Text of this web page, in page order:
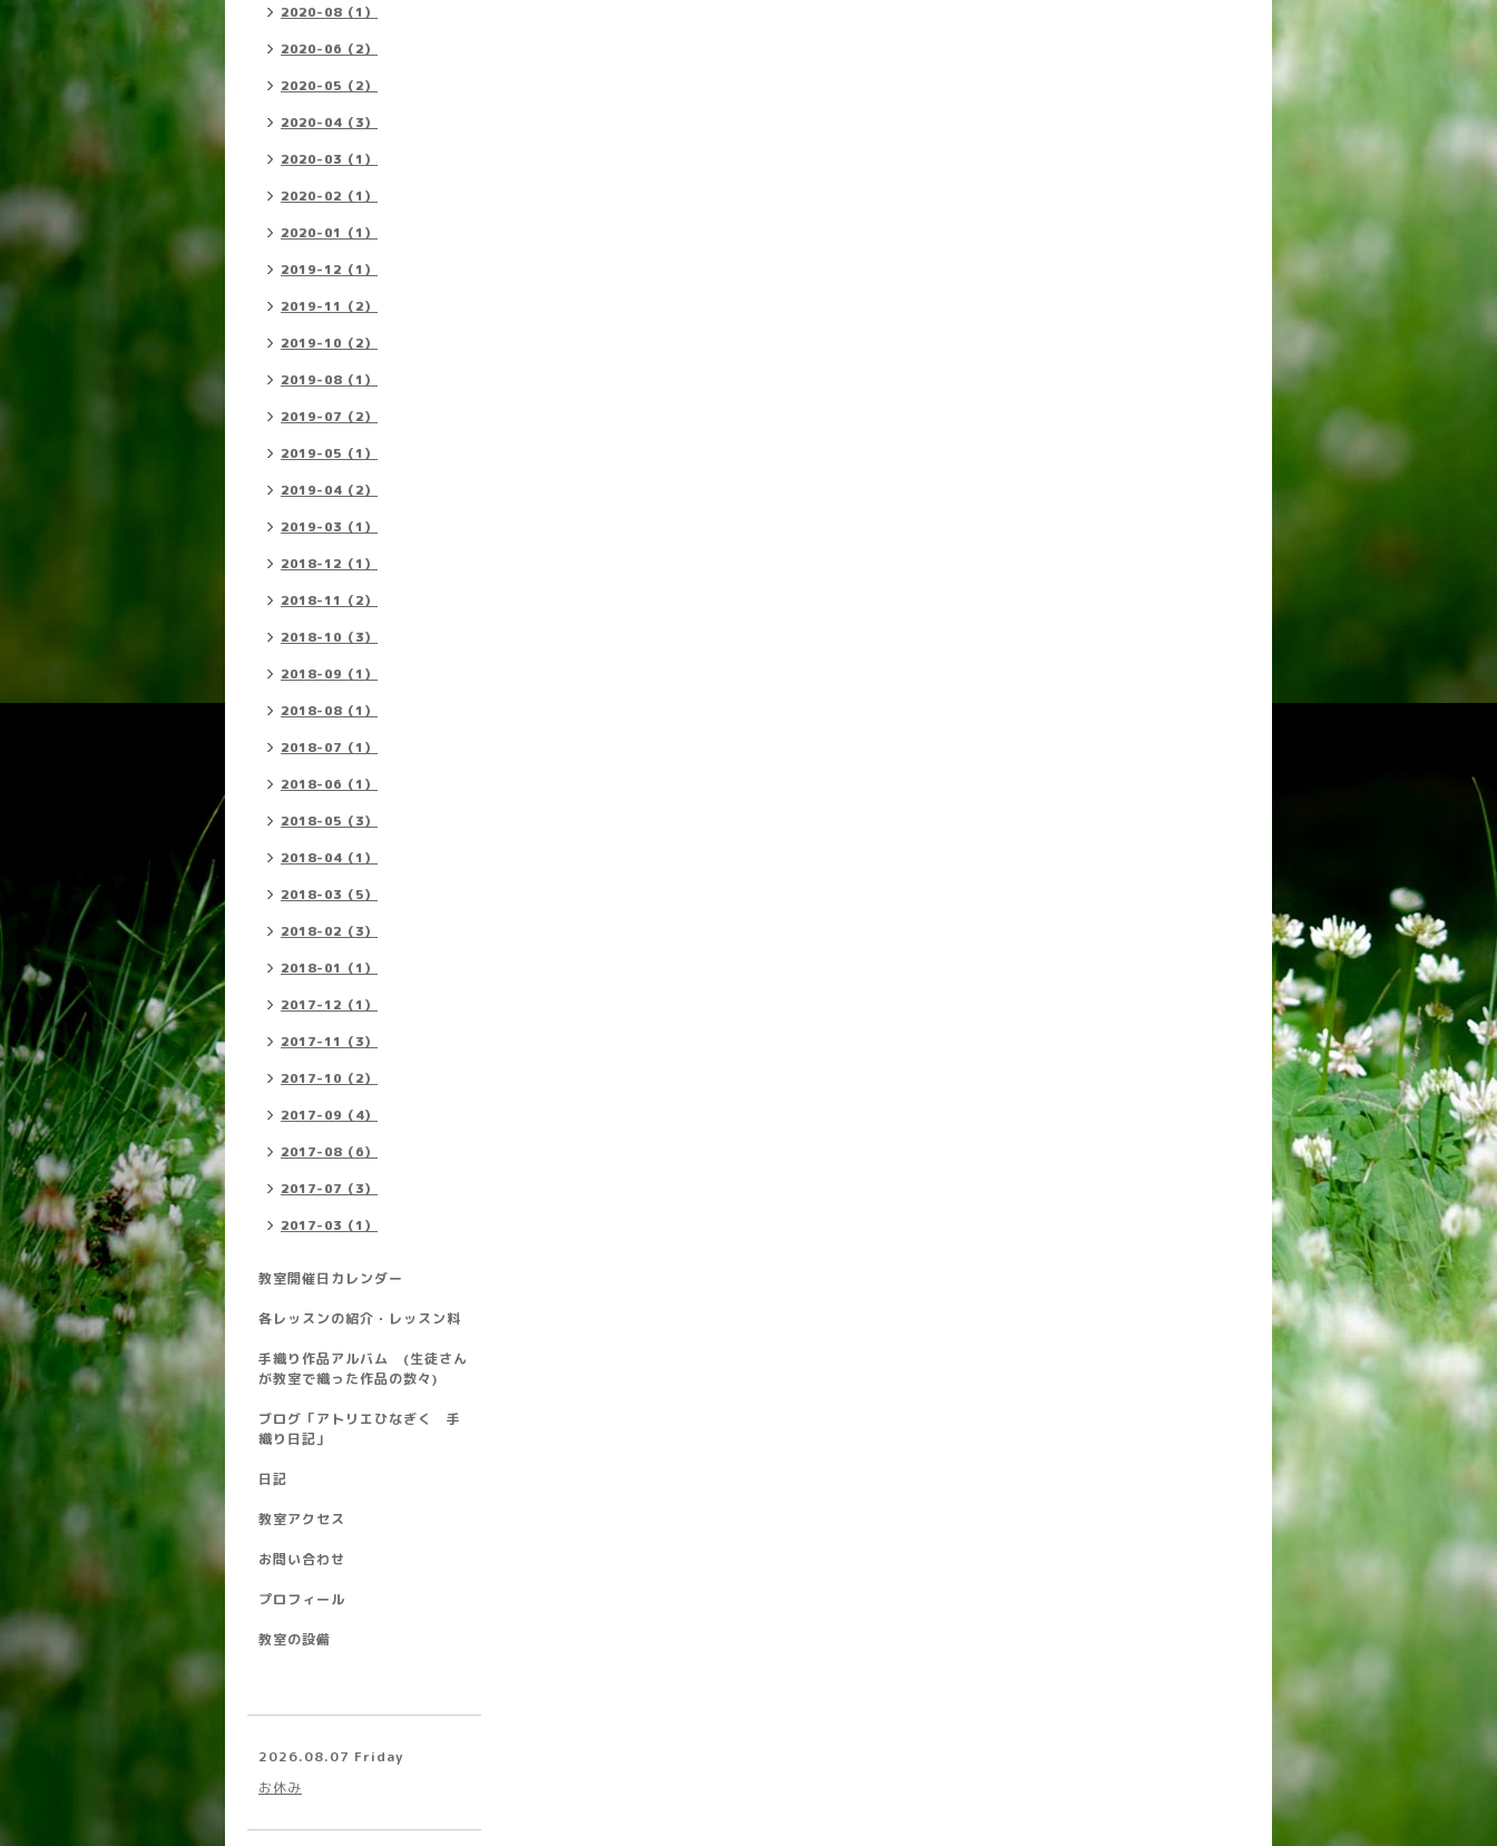
2020-08（1）
2020-06（2）
2020-05（2）
2020-04（3）
2020-03（1）
2020-02（1）
2020-01（1）
2019-12（1）
2019-11（2）
2019-10（2）
2019-08（1）
2019-07（2）
2019-05（1）
2019-04（2）
2019-03（1）
2018-12（1）
2018-11（2）
2018-10（3）
2018-09（1）
2018-08（1）
2018-07（1）
2018-06（1）
2018-05（3）
2018-04（1）
2018-03（5）
2018-02（3）
2018-01（1）
2017-12（1）
2017-11（3）
2017-10（2）
2017-09（4）
2017-08（6）
2017-07（3）
2017-03（1）
教室開催日カレンダー
各レッスンの紹介・レッスン料
手織り作品アルバム (生徒さん
が教室で織った作品の数々)
ブログ「アトリエひなぎく 手
織り日記」
日記
教室アクセス
お問い合わせ
プロフィール
教室の設備
2026.08.07 Friday
お休み